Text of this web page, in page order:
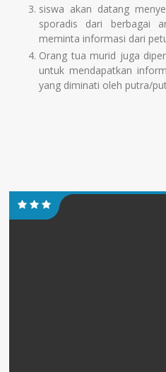
siswa akan datang
sporadis dari berbagai
meminta informasi dari
Orang tua murid juga
untuk mendapatkan
yang diminati oleh putra/